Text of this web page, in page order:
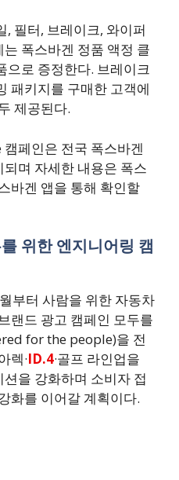
, 필터, 브레이크, 와이퍼
폭스바겐 정품 액정 클
으로 증정한다. 브레이크
패키지를 구매한 고객에
제공된다.
페인은 전국 폭스바겐
며 자세한 내용은 폭스
바겐 앱을 통해 확인할
위한 엔지니어링 캠
부터 사람을 위한 자동차
랜드 광고 캠페인 모두를
for the people)을 전
렉·ID.4·골프 라인업을
을 강화하며 소비자 접
화를 이어갈 계획이다.